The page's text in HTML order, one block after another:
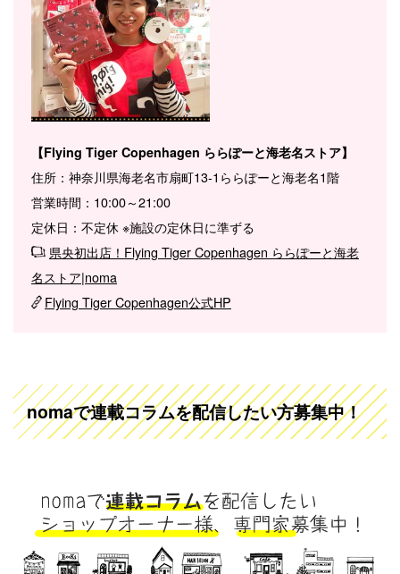
【Flying Tiger Copenhagen ららぽーと海老名ストア】
住所：神奈川県海老名市扇町13-1ららぽーと海老名1階
営業時間：10:00～21:00
定休日：不定休 ※施設の定休日に準ずる
県央初出店！Flying Tiger Copenhagen ららぽーと海老
名ストア|noma
Flying Tiger Copenhagen公式HP
nomaで連載コラムを配信したい方募集中！